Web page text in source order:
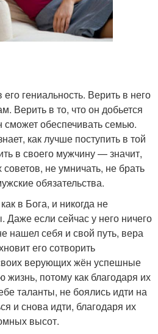
гениальность. Верить в него
Верить в то, что он добьется
сможет обеспечивать семью.
как лучше поступить в той
в своего мужчину — значит,
не умничать, не брать
обязательства.
в Бога, и никогда не
Даже если сейчас у него ничего
нашел себя и свой путь, вера
его сотворить
верующих жён успешные
жизнь, потому как благодаря их
таланты, не боялись идти на
и снова идти, благодаря их
высот.